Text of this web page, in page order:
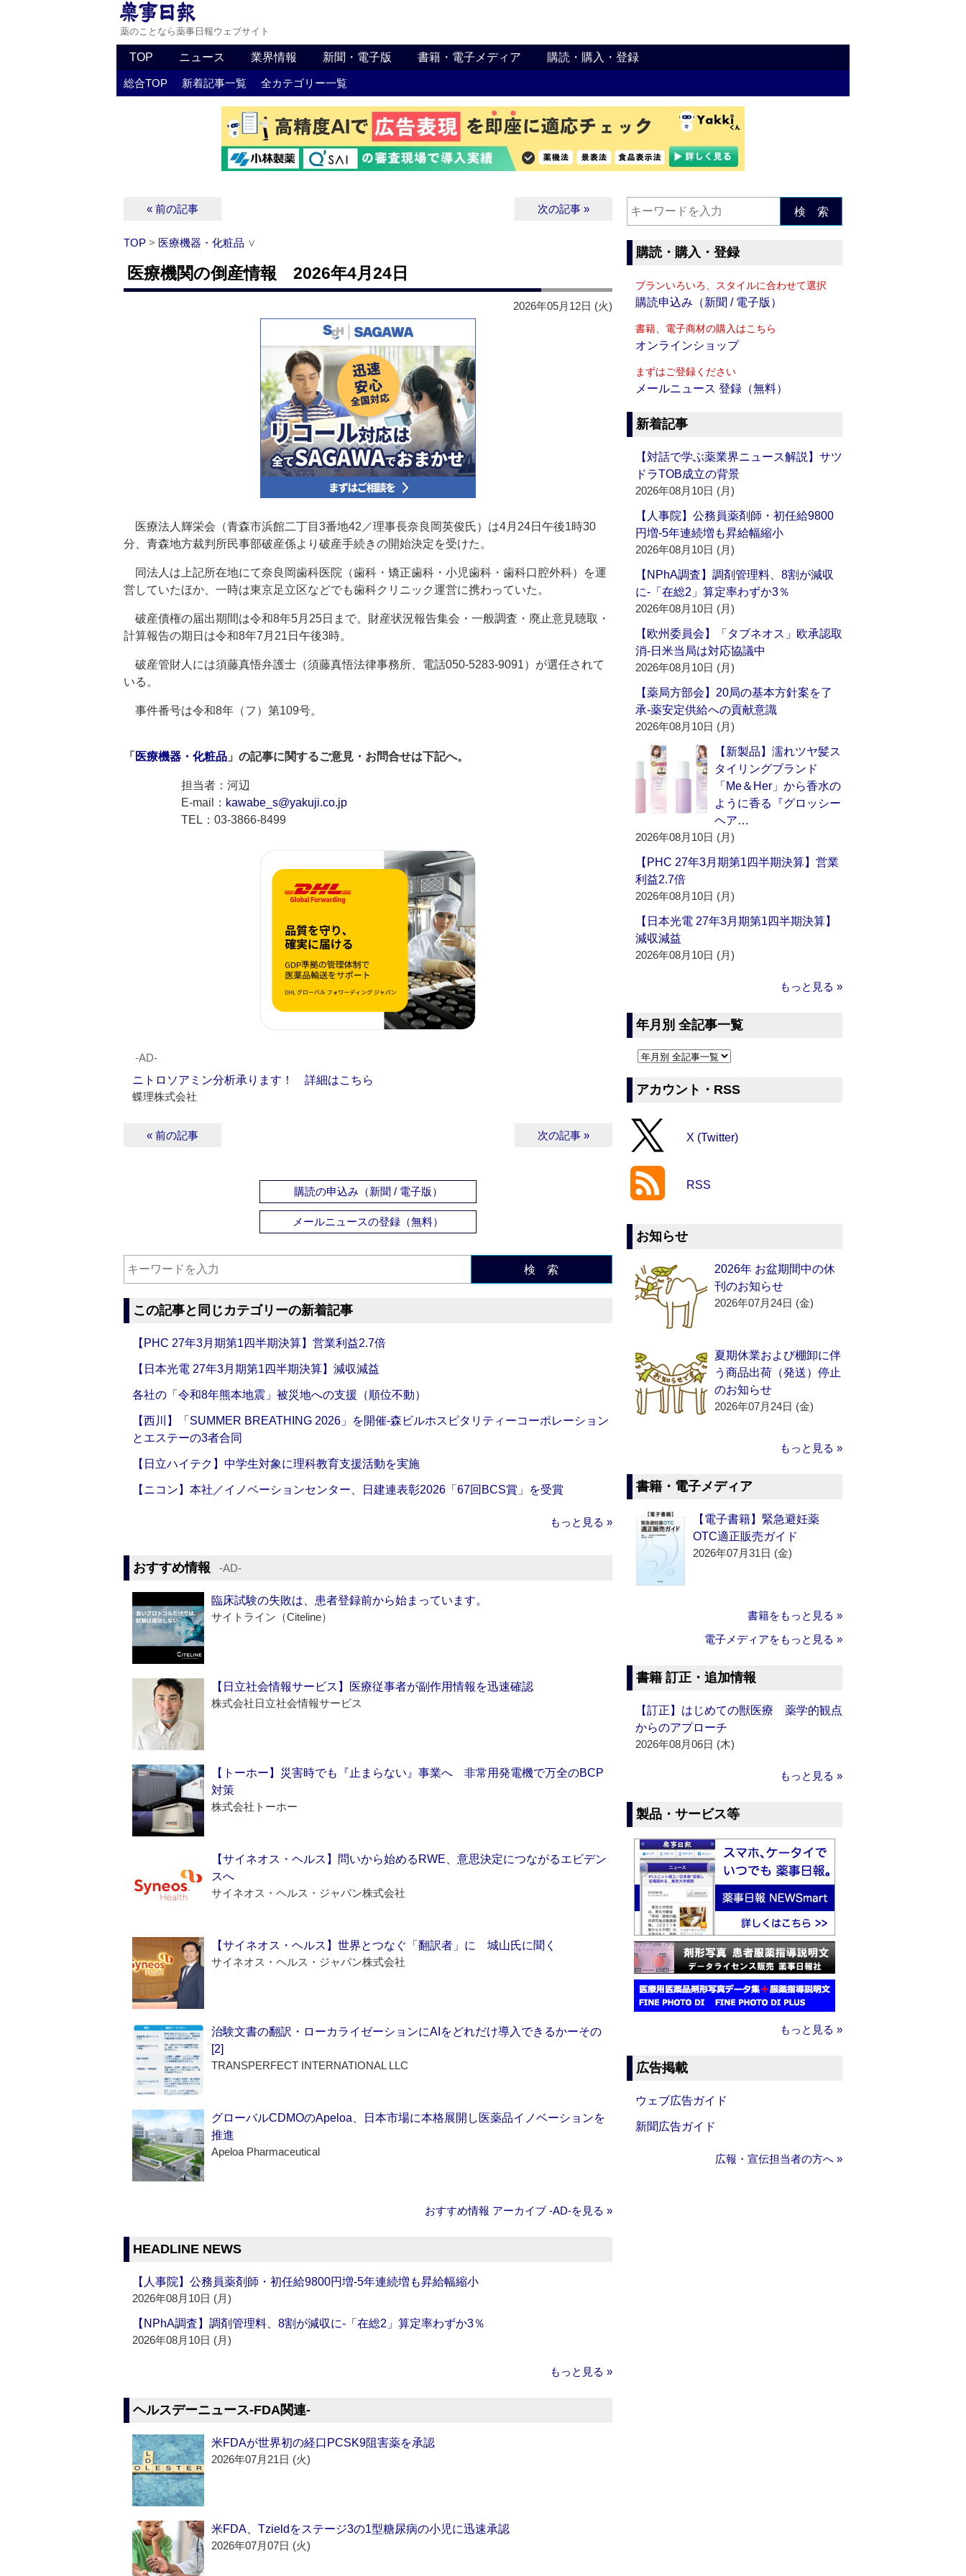
薬のことなら薬事日報ウェブサイト
TOP ニュース 業界情報 新聞・電子版 書籍・電子メディア 購読・購入・登録
総合TOP 新着記事一覧 全カテゴリー一覧
« 前の記事 次の記事 »
TOP > 医療機器・化粧品 ∨
医療機関の倒産情報 2026年4月24日
2026年05月12日 (火)
医療法人輝栄会（青森市浜館二丁目3番地42／理事長奈良岡英俊氏）は4月24日午後1時30
分、青森地方裁判所民事部破産係より破産手続きの開始決定を受けた。
同法人は上記所在地にて奈良岡歯科医院（歯科・矯正歯科・小児歯科・歯科口腔外科）を運
営していたほか、一時は東京足立区などでも歯科クリニック運営に携わっていた。
破産債権の届出期間は令和8年5月25日まで。財産状況報告集会・一般調査・廃止意見聴取・
計算報告の期日は令和8年7月21日午後3時。
破産管財人には須藤真悟弁護士（須藤真悟法律事務所、電話050-5283-9091）が選任されて
いる。
事件番号は令和8年（フ）第109号。
「 医療機器・化粧品 」の記事に関するご意見・お問合せは下記へ。
担当者：河辺
E-mail： kawabe_s@yakuji.co.jp
TEL：03-3866-8499
‐AD‐
ニトロソアミン分析承ります！ 詳細はこちら
蝶理株式会社
« 前の記事 次の記事 »
購読の申込み（新聞 / 電子版）
メールニュースの登録（無料）
検 索
この記事と同じカテゴリーの新着記事
【PHC 27年3月期第1四半期決算】営業利益2.7倍
【日本光電 27年3月期第1四半期決算】減収減益
各社の「令和8年熊本地震」被災地への支援（順位不動）
【西川】「SUMMER BREATHING 2026」を開催‐森ビルホスピタリティーコーポレーション
とエステーの3者合同
【日立ハイテク】中学生対象に理科教育支援活動を実施
【ニコン】本社／イノベーションセンター、日建連表彰2026「67回BCS賞」を受賞
もっと見る »
おすすめ情報 ‐AD‐
臨床試験の失敗は、患者登録前から始まっています。
サイトライン（Citeline）
【日立社会情報サービス】医療従事者が副作用情報を迅速確認
株式会社日立社会情報サービス
【トーホー】災害時でも『止まらない』事業へ 非常用発電機で万全のBCP
対策
株式会社トーホー
【サイネオス・ヘルス】問いから始めるRWE、意思決定につながるエビデン
スへ
サイネオス・ヘルス・ジャパン株式会社
【サイネオス・ヘルス】世界とつなぐ「翻訳者」に 城山氏に聞く
サイネオス・ヘルス・ジャパン株式会社
治験文書の翻訳・ローカライゼーションにAIをどれだけ導入できるかーその
[2]
TRANSPERFECT INTERNATIONAL LLC
グローバルCDMOのApeloa、日本市場に本格展開し医薬品イノベーションを
推進
Apeloa Pharmaceutical
おすすめ情報 アーカイブ ‐AD‐を見る »
HEADLINE NEWS
【人事院】公務員薬剤師・初任給9800円増‐5年連続増も昇給幅縮小
2026年08月10日 (月)
【NPhA調査】調剤管理料、8割が減収に‐「在総2」算定率わずか3％
2026年08月10日 (月)
もっと見る »
ヘルスデーニュース‐FDA関連‐
米FDAが世界初の経口PCSK9阻害薬を承認
2026年07月21日 (火)
米FDA、Tzieldをステージ3の1型糖尿病の小児に迅速承認
2026年07月07日 (火)
検 索
購読・購入・登録
プランいろいろ、スタイルに合わせて選択
購読申込み（新聞 / 電子版）
書籍、電子商材の購入はこちら
オンラインショップ
まずはご登録ください
メールニュース 登録（無料）
新着記事
【対話で学ぶ薬業界ニュース解説】サツ
ドラTOB成立の背景
2026年08月10日 (月)
【人事院】公務員薬剤師・初任給9800
円増‐5年連続増も昇給幅縮小
2026年08月10日 (月)
【NPhA調査】調剤管理料、8割が減収
に‐「在総2」算定率わずか3％
2026年08月10日 (月)
【欧州委員会】「タブネオス」欧承認取
消‐日米当局は対応協議中
2026年08月10日 (月)
【薬局方部会】20局の基本方針案を了
承‐薬安定供給への貢献意識
2026年08月10日 (月)
【新製品】濡れツヤ髪ス
タイリングブランド
「Me＆Her」から香水の
ように香る『グロッシー
ヘア…
2026年08月10日 (月)
【PHC 27年3月期第1四半期決算】営業
利益2.7倍
2026年08月10日 (月)
【日本光電 27年3月期第1四半期決算】
減収減益
2026年08月10日 (月)
もっと見る »
年月別 全記事一覧
アカウント・RSS
X (Twitter)
RSS
お知らせ
2026年 お盆期間中の休
刊のお知らせ
2026年07月24日 (金)
夏期休業および棚卸に伴
う商品出荷（発送）停止
のお知らせ
2026年07月24日 (金)
もっと見る »
書籍・電子メディア
【電子書籍】緊急避妊薬
OTC適正販売ガイド
2026年07月31日 (金)
書籍をもっと見る »
電子メディアをもっと見る »
書籍 訂正・追加情報
【訂正】はじめての獣医療 薬学的観点
からのアプローチ
2026年08月06日 (木)
もっと見る »
製品・サービス等
もっと見る »
広告掲載
ウェブ広告ガイド
新聞広告ガイド
広報・宣伝担当者の方へ »